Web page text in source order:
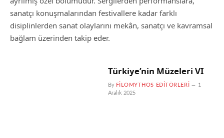
sanatçı konuşmalarından festivallere kadar farklı
disiplinlerden sanat olaylarını mekân, sanatçı ve kavramsal
bağlam üzerinden takip eder.
Türkiye’nin Müzeleri VI
By FILOMYTHOS EDITÖRLERI
1
Aralık 2025